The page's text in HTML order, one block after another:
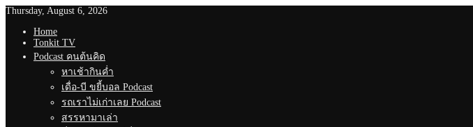
Thursday, August 6, 2026
Home
Tonkit TV
Podcast คนต้นคิด
หาเช้ากินค่ำ
เดื่อ-บี ขยี้บอล Podcast
รถเราไม่เก่าเลย Podcast
สรรหามาเล่า